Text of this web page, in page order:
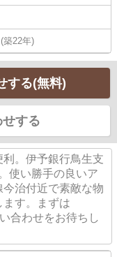
築22年)
する(無料)
する
。伊予銀行鳥生支
使い勝手の良いア
治付近で素敵な物
す。まずは
合わせをお待ちし